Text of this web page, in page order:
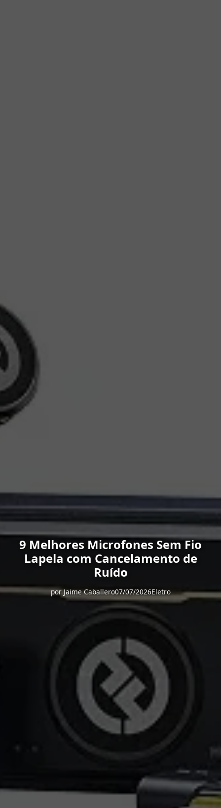
9 Melhores Microfones Sem Fio
Lapela com Cancelamento de
Ruído
porJaime Caballero07/07/2026Eletro